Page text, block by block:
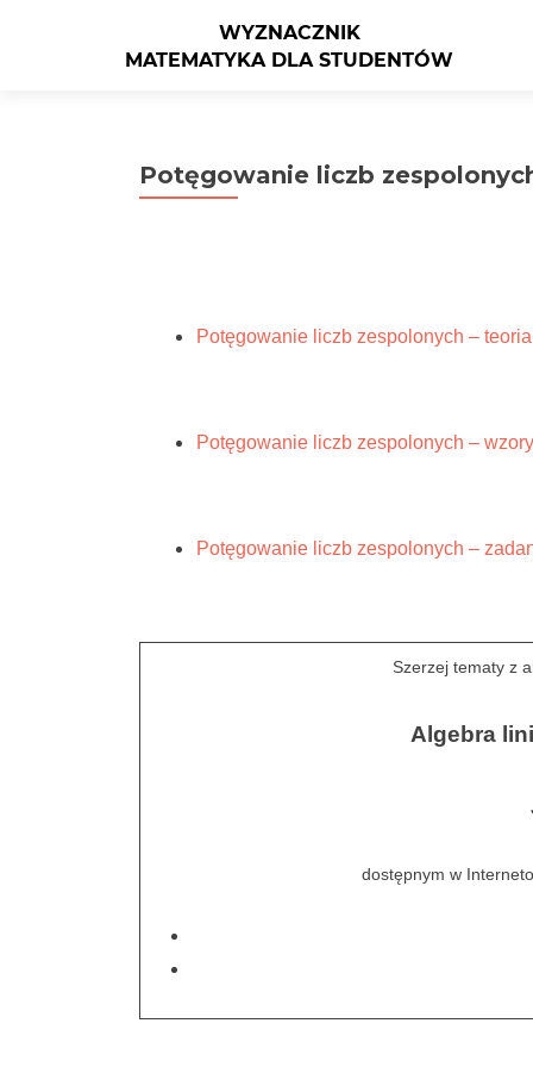
Potęgowanie liczb
Potęgowanie liczb zespolonych – teoria
Potęgowanie liczb zespolonych – wzory
Potęgowanie liczb zespolonych –
Szerzej tematy z
Algebra
dostępnym w